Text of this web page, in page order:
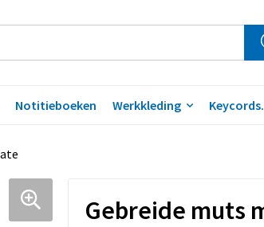
Notitieboeken Werkkleding
Gebreide muts